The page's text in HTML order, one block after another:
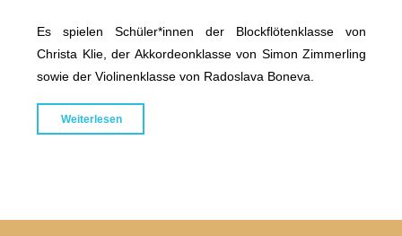
Es spielen Schüler*innen der Blockflötenklasse von
Christa Klie, der Akkordeonklasse von Simon Zimmerling
sowie der Violinenklasse von Radoslava Boneva.
Weiterlesen